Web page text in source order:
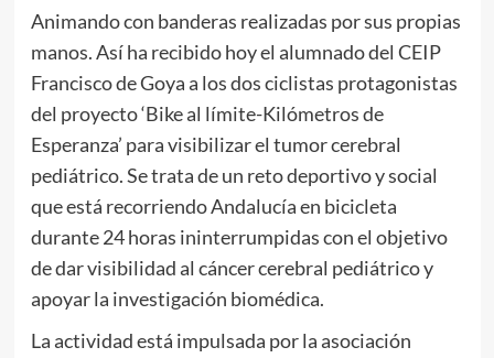
Animando con banderas realizadas por sus propias
manos. Así ha recibido hoy el alumnado del CEIP
Francisco de Goya a los dos ciclistas protagonistas
del proyecto ‘Bike al límite-Kilómetros de
Esperanza’ para visibilizar el tumor cerebral
pediátrico. Se trata de un reto deportivo y social
que está recorriendo Andalucía en bicicleta
durante 24 horas ininterrumpidas con el objetivo
de dar visibilidad al cáncer cerebral pediátrico y
apoyar la investigación biomédica.
La actividad está impulsada por la asociación